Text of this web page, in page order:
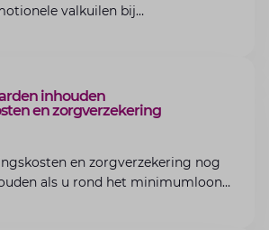
valkuilen bij
inhouden
en zorgverzekering
en zorgverzekering nog
als u rond het minimumloon